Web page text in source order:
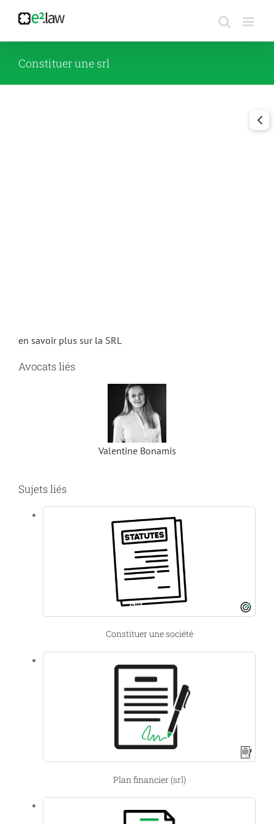
contenu
Constituer une srl
en savoir plus sur la SRL
Avocats liés
Valentine Bonamis
Sujets liés
Constituer une société
Plan financier (srl)